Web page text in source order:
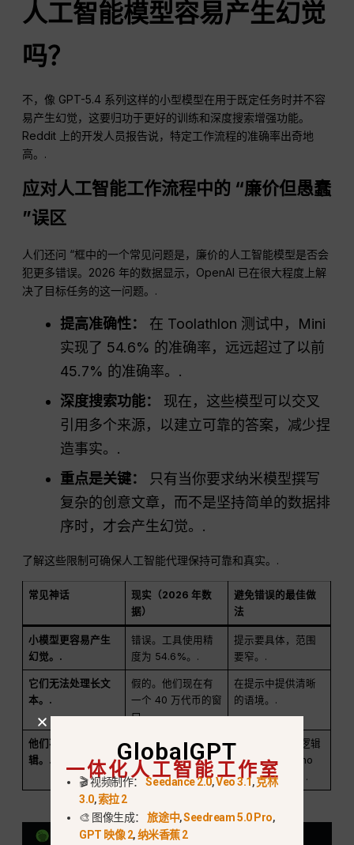
人工智能模型容易产生幻觉
吗？
不，像 GPT-5.4 系列这样的小型模型在用于既定任务时并不容
易产生幻觉，这要归功于更好的训练和深度搜索增强功能。
Reddit 上的开发人员报告说，特定工作流程的准确率出奇地
高。.
应对人工智能工作流程中的 “廉价但愚蠢
”误区
人们还问 “框中的一个常见问题是，廉价的人工智能模型是否会
犯更多错误。2026 年的数据显示，OpenAI 已在很大程度上解
决了目标任务的这一问题。.
提高准确性：
在 Toolathlon 测试中，Mini
实现了 54.6% 的准确率，远远超过了以前
45.7% 的准确率。.
深度搜索功能：
现在，这些模型可以交叉
引用多个来源，以建立可靠的答案，减少捏
造事实。.
重点是关键：
只有当你要求纳米模型撰写
复杂的创意文章，而不是坚持简单的数据排
序时，才会产生幻觉。.
了解这些限制可确保人工智能代理保持可靠和真实。.
常见神话
现实（2026 年数
据）
避免错误的最佳做
法
小模型更容易产生
幻觉。.
错误。工具使用精
度为 54.6%。.
提示要具体，范围
要窄。.
它们无法处理长文
本。.
假的。他们现在有
一个 40 万代币的窗
口。.
在提示中提供清晰
的语境。.
他们不懂复杂的逻
辑。.
Nano 部分为真，
Mini 为假。.
使用 Mini 进行逻辑
运算，使用 Nano
进行数据分类。.
GlobalGPT
一体化人工智能工作室
🎬 视频制作：Seedance 2.0,Veo 3.1,克林
3.0,索拉 2
🎨 图像生成：旅途中,Seedream 5.0 Pro,
GPT 映像 2,纳米香蕉 2